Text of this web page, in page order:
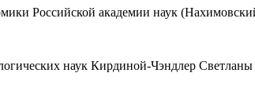
Российской академии наук
наук Кирдиной-Чэндлер